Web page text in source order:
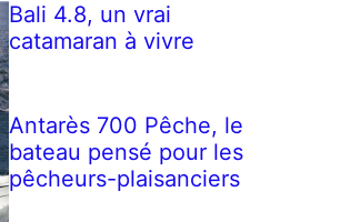
Bali 4.8, un vrai
catamaran à vivre
Antarès 700 Pêche, le
bateau pensé pour les
pêcheurs-plaisanciers